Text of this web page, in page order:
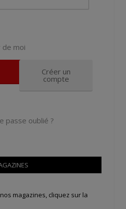
de moi
Créer un
compte
passe oublié ?
magazines, cliquez sur la